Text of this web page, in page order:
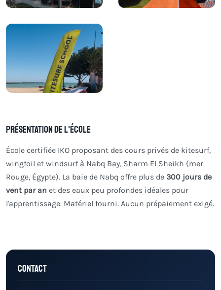
Présentation de l'école
École certifiée IKO proposant des cours privés de kitesurf,
wingfoil et windsurf à Nabq Bay, Sharm El Sheikh (mer
Rouge, Égypte). La baie de Nabq offre plus de 300 jours de
vent par an et des eaux peu profondes idéales pour
l'apprentissage. Matériel fourni. Aucun prépaiement exigé.
Contact